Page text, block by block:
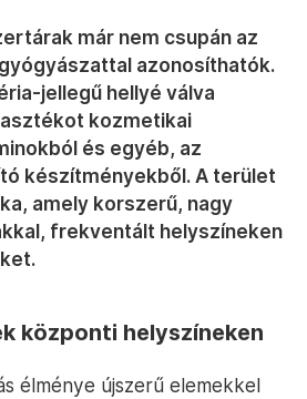
már nem csupán az
azonosíthatók.
jellegű hellyé válva
kozmetikai
és egyéb, az
készítményekből. A terület
amely korszerű, nagy
frekventált helyszíneken
központi helyszíneken
élménye újszerű elemekkel